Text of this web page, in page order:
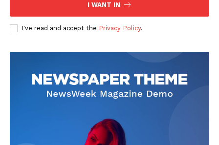
I WANT IN
I've read and accept the Privacy Policy.